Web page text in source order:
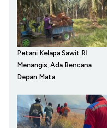
Petani Kelapa Sawit RI
Menangis, Ada Bencana
Depan Mata